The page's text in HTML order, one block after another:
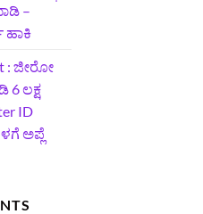
–
ಹಾಕಿ
: ಜೀರೋ
6 ಲಕ್ಷ
ID
ಅಪ್ಲೆ